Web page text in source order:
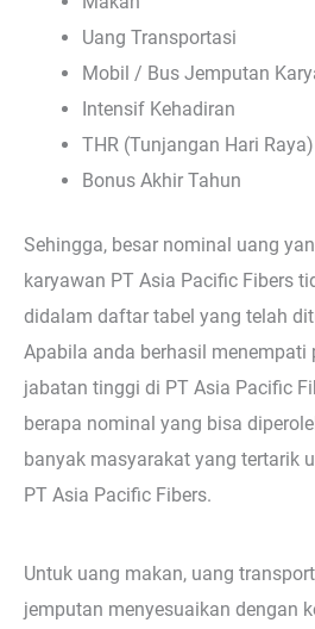
Uang Transportasi
Mobil / Bus Jemputan
Intensif Kehadiran
THR (Tunjangan Hari Raya)
Bonus Akhir Tahun
Sehingga, besar nominal uang
karyawan PT Asia Pacific Fibers
didalam daftar tabel yang telah
Apabila anda berhasil menempati
jabatan tinggi di PT Asia Pacific
berapa nominal yang bisa
banyak masyarakat yang tertarik
PT Asia Pacific Fibers.
Untuk uang makan, uang
jemputan menyesuaikan dengan